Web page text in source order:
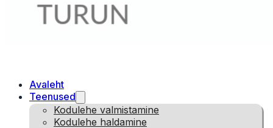
Avaleht
Teenused
Kodulehe valmistamine
Kodulehe haldamine